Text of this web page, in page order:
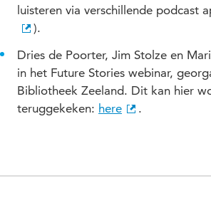
luisteren via verschillende podcast
).
‍Dries de Poorter, Jim Stolze en
in het Future Stories webinar,
Bibliotheek Zeeland. Dit kan hier
teruggekeken: here .